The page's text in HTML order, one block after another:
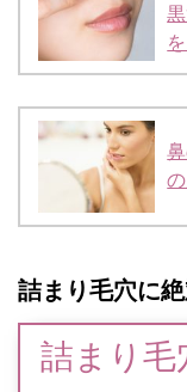
詰まり毛穴に
詰まり毛